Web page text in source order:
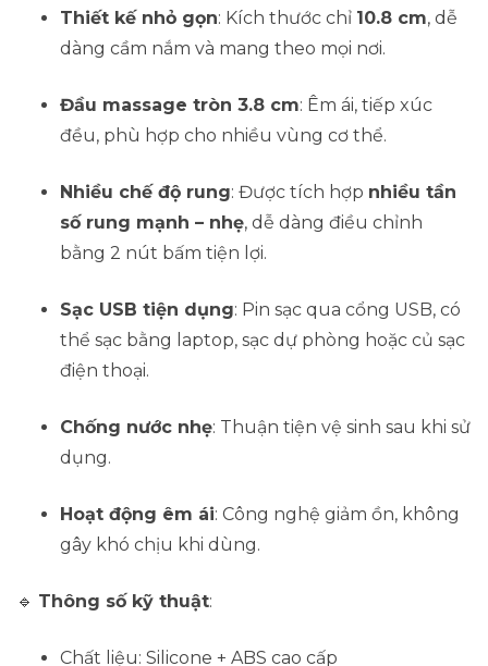
Đầu
Tay
quantity
Thiết kế nhỏ gọn: Kích thước chỉ 10.8 cm, dễ
dàng cầm nắm và mang theo mọi nơi.
Đầu massage tròn 3.8 cm: Êm ái, tiếp xúc
đều, phù hợp cho nhiều vùng cơ thể.
Nhiều chế độ rung: Được tích hợp nhiều tần
số rung mạnh – nhẹ, dễ dàng điều chỉnh
bằng 2 nút bấm tiện lợi.
Sạc USB tiện dụng: Pin sạc qua cổng USB, có
thể sạc bằng laptop, sạc dự phòng hoặc củ sạc
điện thoại.
Chống nước nhẹ: Thuận tiện vệ sinh sau khi sử
dụng.
Hoạt động êm ái: Công nghệ giảm ồn, không
gây khó chịu khi dùng.
🔹 Thông số kỹ thuật:
Chất liệu: Silicone + ABS cao cấp